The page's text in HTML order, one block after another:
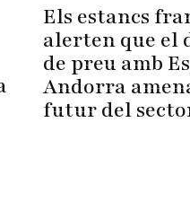
Els estancs
alerten que el
de preu amb
Andorra
futur del